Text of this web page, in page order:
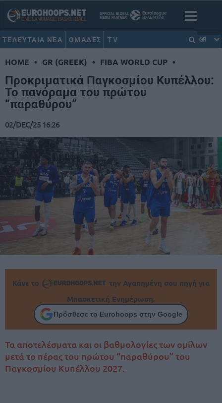
ΤΕΛΕΥΤΑΙΑ ΝΕΑ ΟΜΑΔΕΣ TV GR
HOME • GR (GREEK) • FIBA WORLD CUP •
Προκριματικά Παγκοσμίου Κυπέλλου:
To πανόραμα του πρώτου
“παραθύρου”
02/DEC/25 16:26
Κάνε το
την Αγαπημένη σου πηγή για
Μπασκετική Ενημέρωση.
Πρόσθεσε το Eurohoops στην Google
Τα αποτελέσματα και οι βαθμολογίες των ομίλων
μετά το πέρας του πρώτου “παραθύρου” του
Παγκοσμίου Κυπέλλου 2027.